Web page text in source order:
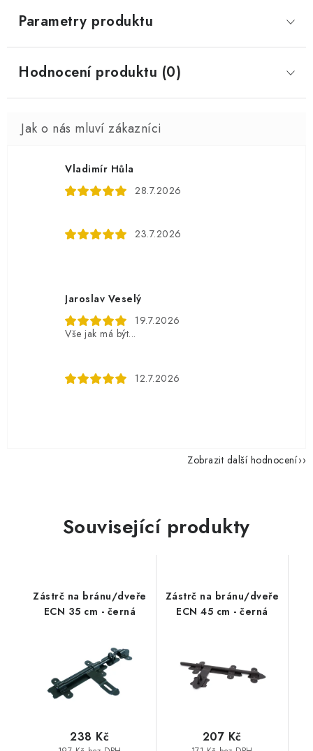
Parametry produktu
Hodnocení produktu (0)
Vladimír Hůla
28.7.2026
23.7.2026
Jaroslav Veselý
19.7.2026
Vše jak má být...
12.7.2026
Zobrazit další hodnocení
Související produkty
Zástrč na bránu/dveře
ECN 35 cm - černá
238 Kč
Zástrč na bránu/dveře
ECN 45 cm - černá
207 Kč